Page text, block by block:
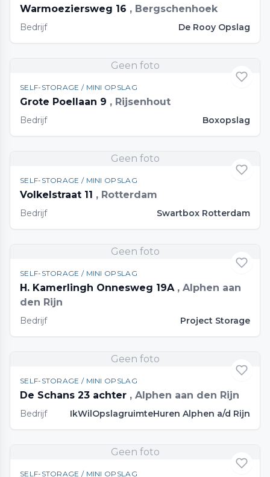
Warmoeziersweg 16 , Bergschenhoek
Bedrijf De Rooy Opslag
Geen foto
SELF-STORAGE / MINI OPSLAG
Grote Poellaan 9 , Rijsenhout
Bedrijf Boxopslag
Geen foto
SELF-STORAGE / MINI OPSLAG
Volkelstraat 11 , Rotterdam
Bedrijf Swartbox Rotterdam
Geen foto
SELF-STORAGE / MINI OPSLAG
H. Kamerlingh Onnesweg 19A , Alphen aan
den Rijn
Bedrijf Project Storage
Geen foto
SELF-STORAGE / MINI OPSLAG
De Schans 23 achter , Alphen aan den Rijn
Bedrijf IkWilOpslagruimteHuren Alphen a/d Rijn
Geen foto
SELF-STORAGE / MINI OPSLAG